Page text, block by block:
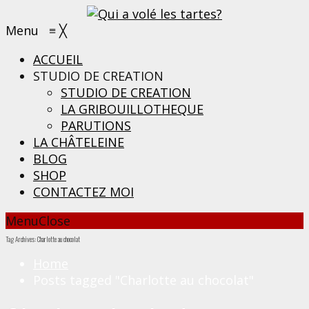
Menu ≡ ╳
ACCUEIL
STUDIO DE CREATION
STUDIO DE CREATION
LA GRIBOUILLOTHEQUE
PARUTIONS
LA CHÂTELEINE
BLOG
SHOP
CONTACTEZ MOI
MenuClose
Tag Archives: Charlotte au chocolat